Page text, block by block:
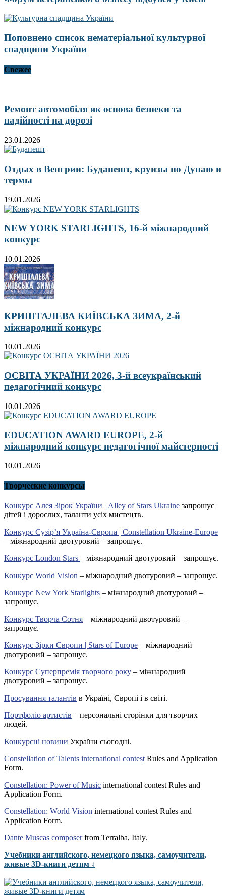
Поповнено список нематеріальної культурної
спадщини України
Свежее
Ремонт автомобіля як основа безпеки та
надійності на дорозі
23.01.2026
Отдых в Венгрии: Будапешт, круизы по Дунаю и
термы
19.01.2026
NEW YORK STARLIGHTS, 16-й міжнародний
конкурс
10.01.2026
КРИШТАЛЕВА КИЇВСЬКА ЗИМА, 2-й
міжнародний конкурс
10.01.2026
ОСВІТА УКРАЇНИ 2026, 3-й всеукраїнський
педагогічний конкурс
10.01.2026
EDUCATION AWARD EUROPE, 2-й
міжнародний конкурс педагогічної майстерності
10.01.2026
Творческие конкурсы
Конкурс Алея Зірок України | Alley of Stars Ukraine запрошує
дітей і дорослих, таланти усіх мистецтв.
Конкурс Сузір’я Україна-Європа | Constellation Ukraine-Europe
– міжнародний двотуровий – запрошує.
Конкурс London Stars – міжнародний двотуровий – запрошує.
Конкурс World Vision – міжнародний двотуровий – запрошує.
Конкурс New York Starlights – міжнародний двотуровий –
запрошує.
Конкурс Творча Сотня – міжнародний двотуровий –
запрошує.
Конкурс Зірки Європи | Stars of Europe – міжнародний
двотуровий – запрошує.
Конкурс Суперпремія творчого року – міжнародний
двотуровий – запрошує.
Просування талантів в Україні, Європі і в світі.
Портфоліо артистів – персональні сторінки для творчих
людей.
Конкурсні новини України сьогодні.
Constellation of Talents international contest Rules and Application
Form.
Constellation: Power of Music international contest Rules and
Application Form.
Constellation: World Vision international contest Rules and
Application Form.
Dante Muscas composerfrom Terralba, Italy.
Учебники английского, немецкого языка, самоучители,
живые 3D-книги детям ↓